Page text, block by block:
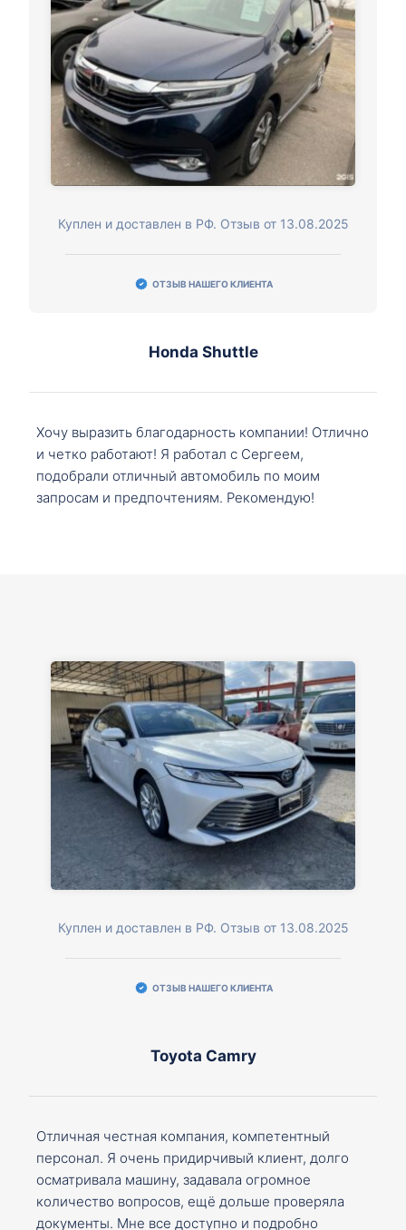
Куплен и доставлен в РФ. Отзыв от 13.08.2025
ОТЗЫВ НАШЕГО КЛИЕНТА
Honda Shuttle
Хочу выразить благодарность компании! Отлично
и четко работают! Я работал с Сергеем,
подобрали отличный автомобиль по моим
запросам и предпочтениям. Рекомендую!
Куплен и доставлен в РФ. Отзыв от 13.08.2025
ОТЗЫВ НАШЕГО КЛИЕНТА
Toyota Camry
Отличная честная компания, компетентный
персонал. Я очень придирчивый клиент, долго
осматривала машину, задавала огромное
количество вопросов, ещё дольше проверяла
документы. Мне все доступно и подробно